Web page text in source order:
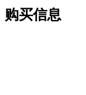
购买信息